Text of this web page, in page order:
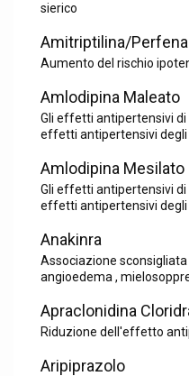
sierico
Amitriptilina/
Aumento del rischio
Amlodipina Maleato
Gli effetti antipertensivi
effetti antipertensivi degli
Amlodipina
Gli effetti antipertensivi
effetti antipertensivi degli
Anakinra
Associazione
angioedema ,
Apraclonidina
Riduzione dell'effetto
Aripiprazolo